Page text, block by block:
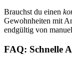
Brauchst du einen
Gewohnheiten mit
endgültig von
FAQ: Schnelle